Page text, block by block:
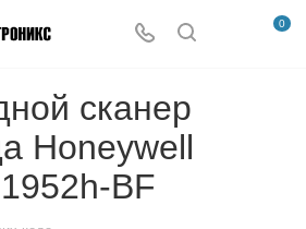
0
сканер
Honeywell
BF